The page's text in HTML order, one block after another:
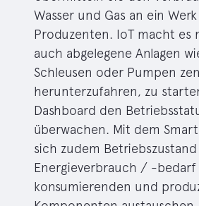
Wasser und Gas an ein
Produzenten. IoT macht es
auch abgelegene Anlagen
Schleusen oder Pumpen
herunterzufahren, zu
Dashboard den
überwachen. Mit dem Smart
sich zudem
Energieverbrauch / -bedarf
konsumierenden und